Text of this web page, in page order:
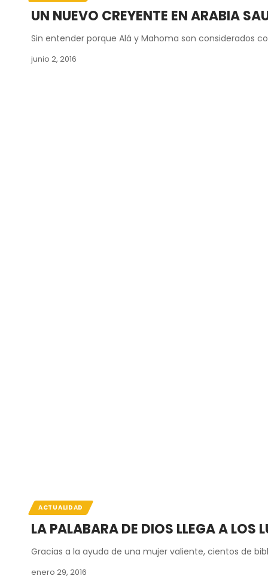
UN NUEVO CREYENTE EN ARABIA
Sin entender porque Alá y Mahoma son considerados
junio 2, 2016
ACTUALIDAD
LA PALABARA DE DIOS LLEGA A LOS
Gracias a la ayuda de una mujer valiente, cientos de
enero 29, 2016